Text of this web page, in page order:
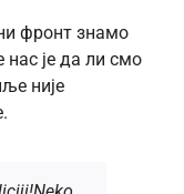
фронт знамо
нас је да ли смо
није